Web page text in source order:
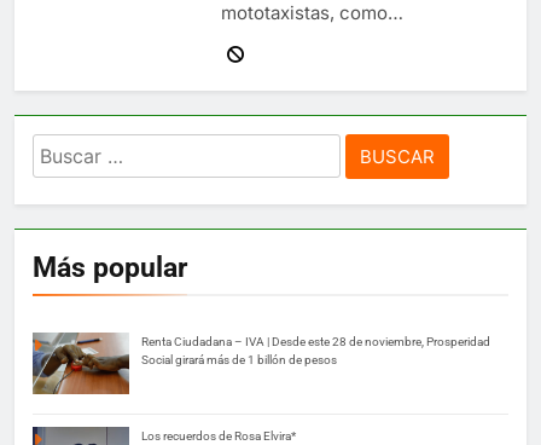
mototaxistas, como…
Buscar:
Más popular
Renta Ciudadana – IVA | Desde este 28 de noviembre, Prosperidad
Social girará más de 1 billón de pesos
Los recuerdos de Rosa Elvira*